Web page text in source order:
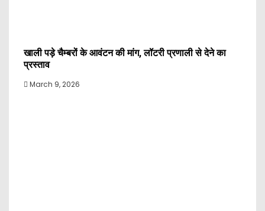
खाली पड़े चैम्बरों के आवंटन की मांग, लॉटरी प्रणाली से देने का
प्रस्ताव
March 9, 2026